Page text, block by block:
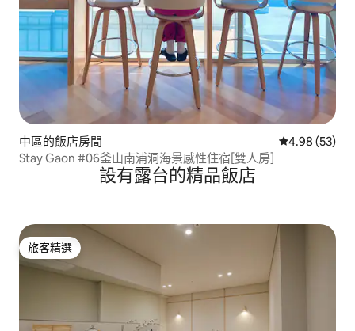
中區的飯店房間 從 53 則評價
4.98 (53)
Stay Gaon #06釜山南浦洞海景感性住宿[雙人房]
設有露台的精品飯店
旅客精選
旅客精選